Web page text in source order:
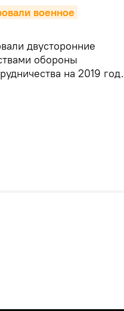
военное
двусторонние
обороны
на 2019 год.